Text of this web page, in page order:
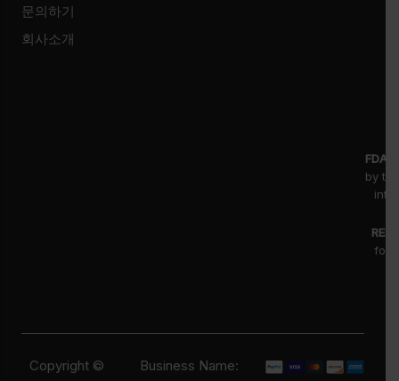
문의하기
회사소개
FDA
by
for
Copyright ©
Business Name: